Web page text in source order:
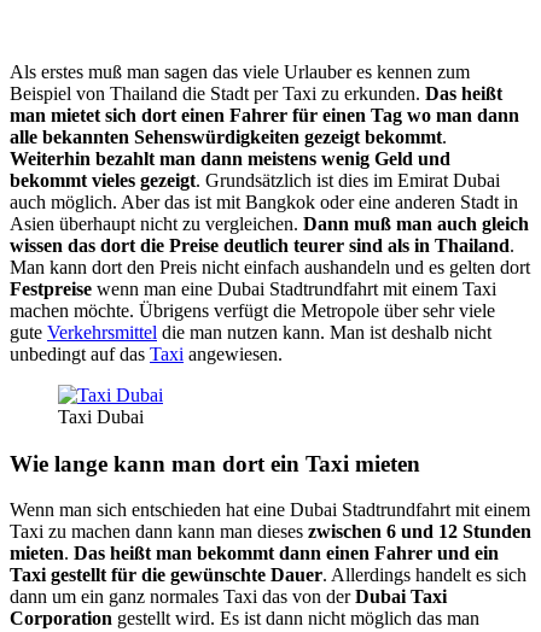
Als erstes muß man sagen das viele Urlauber es kennen zum
Beispiel von Thailand die Stadt per Taxi zu erkunden. Das heißt
man mietet sich dort einen Fahrer für einen Tag wo man dann
alle bekannten Sehenswürdigkeiten gezeigt bekommt.
Weiterhin bezahlt man dann meistens wenig Geld und
bekommt vieles gezeigt. Grundsätzlich ist dies im Emirat Dubai
auch möglich. Aber das ist mit Bangkok oder eine anderen Stadt in
Asien überhaupt nicht zu vergleichen. Dann muß man auch gleich
wissen das dort die Preise deutlich teurer sind als in Thailand.
Man kann dort den Preis nicht einfach aushandeln und es gelten dort
Festpreise wenn man eine Dubai Stadtrundfahrt mit einem Taxi
machen möchte. Übrigens verfügt die Metropole über sehr viele
gute Verkehrsmittel die man nutzen kann. Man ist deshalb nicht
unbedingt auf das Taxi angewiesen.
Taxi Dubai
Wie lange kann man dort ein Taxi mieten
Wenn man sich entschieden hat eine Dubai Stadtrundfahrt mit einem
Taxi zu machen dann kann man dieses zwischen 6 und 12 Stunden
mieten. Das heißt man bekommt dann einen Fahrer und ein
Taxi gestellt für die gewünschte Dauer. Allerdings handelt es sich
dann um ein ganz normales Taxi das von derDubai Taxi
Corporation gestellt wird. Es ist dann nicht möglich das man